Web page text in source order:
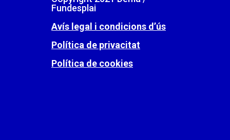
Fundesplai
Avís legal i condicions d’ús
Política de privacitat
Política de cookies